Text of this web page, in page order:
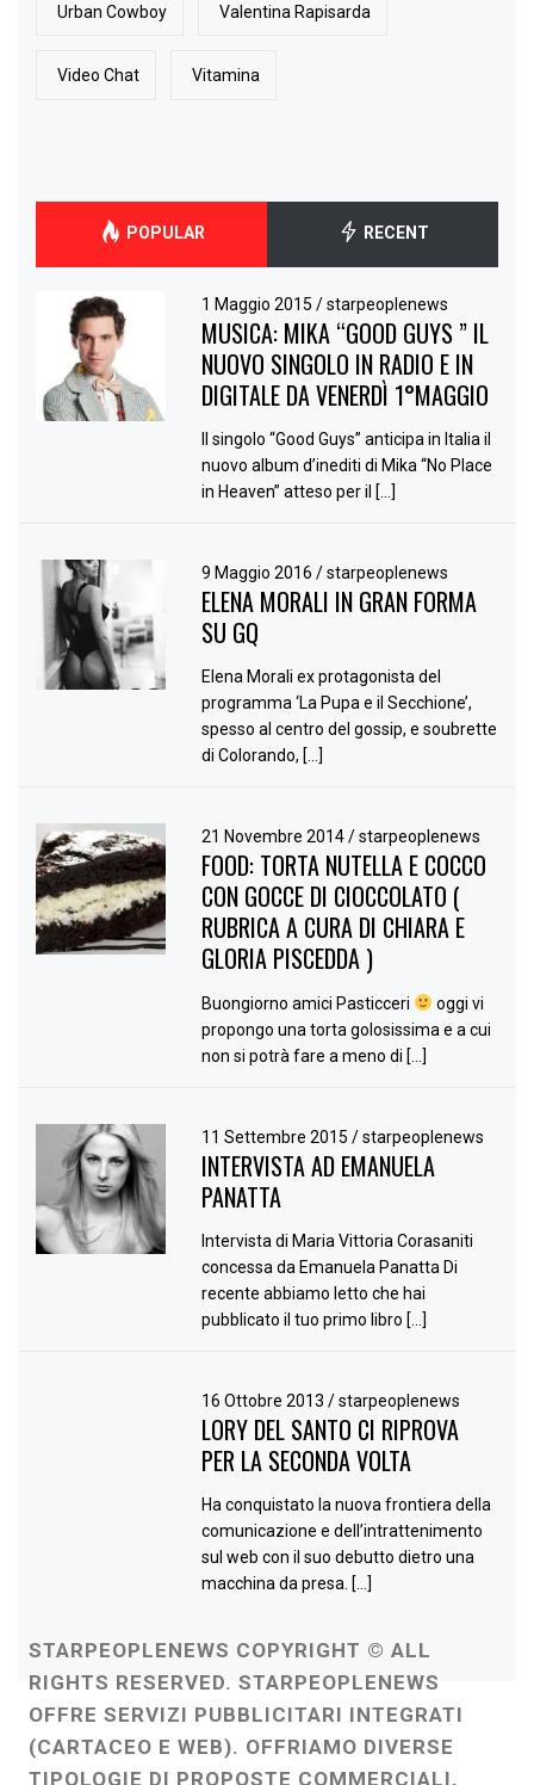
Urban Cowboy Valentina Rapisarda
Video Chat Vitamina
POPULAR RECENT
1 Maggio 2015/ starpeoplenews
MUSICA: MIKA “GOOD GUYS ” IL
NUOVO SINGOLO IN RADIO E IN
DIGITALE DA VENERDÌ 1°MAGGIO
Il singolo “Good Guys” anticipa in Italia il
nuovo album d’inediti di Mika “No Place
in Heaven” atteso per il […]
9 Maggio 2016/ starpeoplenews
ELENA MORALI IN GRAN FORMA
SU GQ
Elena Morali ex protagonista del
programma ‘La Pupa e il Secchione’,
spesso al centro del gossip, e soubrette
di Colorando, […]
21 Novembre 2014/ starpeoplenews
FOOD: TORTA NUTELLA E COCCO
CON GOCCE DI CIOCCOLATO (
RUBRICA A CURA DI CHIARA E
GLORIA PISCEDDA )
Buongiorno amici Pasticceri
oggi vi
propongo una torta golosissima e a cui
non si potrà fare a meno di […]
11 Settembre 2015/ starpeoplenews
INTERVISTA AD EMANUELA
PANATTA
Intervista di Maria Vittoria Corasaniti
concessa da Emanuela Panatta Di
recente abbiamo letto che hai
pubblicato il tuo primo libro […]
16 Ottobre 2013/ starpeoplenews
LORY DEL SANTO CI RIPROVA
PER LA SECONDA VOLTA
Ha conquistato la nuova frontiera della
comunicazione e dell’intrattenimento
sul web con il suo debutto dietro una
macchina da presa. […]
STARPEOPLENEWS COPYRIGHT © ALL
RIGHTS RESERVED. STARPEOPLENEWS
OFFRE SERVIZI PUBBLICITARI INTEGRATI
(CARTACEO E WEB). OFFRIAMO DIVERSE
TIPOLOGIE DI PROPOSTE COMMERCIALI,